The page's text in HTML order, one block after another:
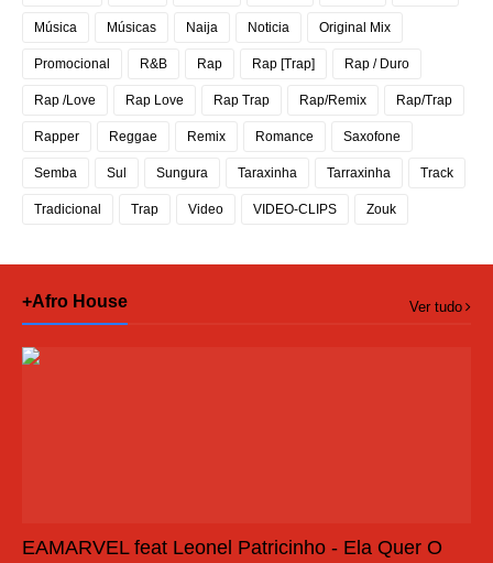
Música Músicas Naija Noticia Original Mix
Promocional R&B Rap Rap [Trap] Rap / Duro
Rap /Love Rap Love Rap Trap Rap/Remix Rap/Trap
Rapper Reggae Remix Romance Saxofone
Semba Sul Sungura Taraxinha Tarraxinha Track
Tradicional Trap Video VIDEO-CLIPS Zouk
+Afro House Ver tudo
EAMARVEL feat Leonel Patricinho - Ela Quer O